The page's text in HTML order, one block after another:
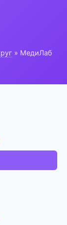
» МедиЛаб